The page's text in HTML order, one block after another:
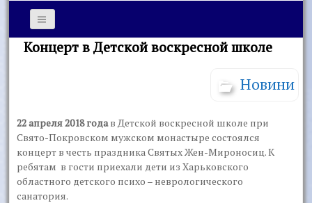
Концерт в Детской воскресной школе
Новини
22 апреля 2018 годав Детской воскресной школе при
Свято-Покровском мужском монастыре состоялся
концерт в честь праздника Святых Жен-Мироносиц. К
ребятам в гости приехали дети из Харьковского
областного детского психо – неврологического
санатория.